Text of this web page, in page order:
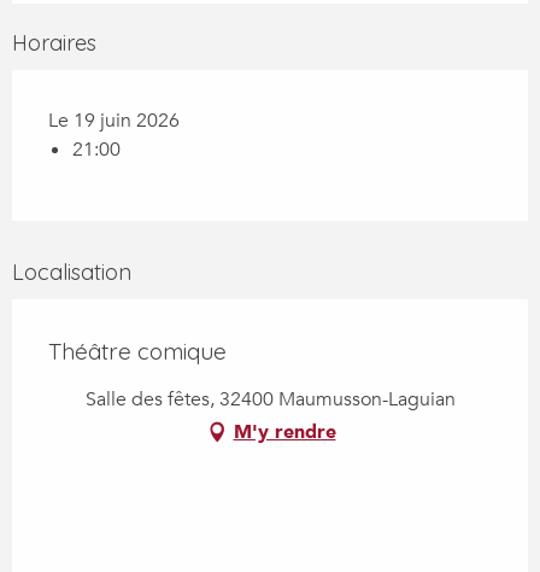
Horaires
Le 19 juin 2026
21:00
Localisation
Théâtre comique
Salle des fêtes, 32400 Maumusson-Laguian
M'y rendre